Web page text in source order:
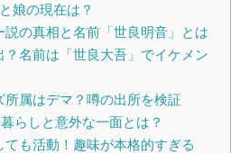
娘の現在は？
の真相と名前「世良明音」とは
名前は「世良大吾」でイケメン
属はデマ？噂の出所を検証
らしと意外な一面とは？
も活動！趣味が本格的すぎる